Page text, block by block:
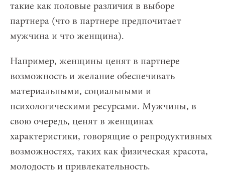
такие как половые различия в выборе
партнера (что в партнере предпочитает
мужчина и что женщина).
Например, женщины ценят в партнере
возможность и желание обеспечивать
материальными, социальными и
психологическими ресурсами. Мужчины, в
свою очередь, ценят в женщинах
характеристики, говорящие о репродуктивных
возможностях, таких как физическая красота,
молодость и привлекательность.